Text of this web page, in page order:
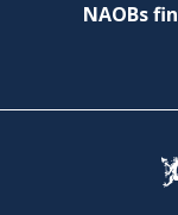
NAOBs